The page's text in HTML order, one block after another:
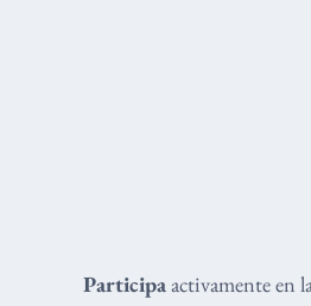
Participa activamente en